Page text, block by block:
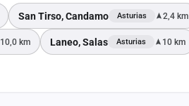
San Tirso, Candamo Asturias 2,4 km
10,0 km Laneo, Salas Asturias 10 km